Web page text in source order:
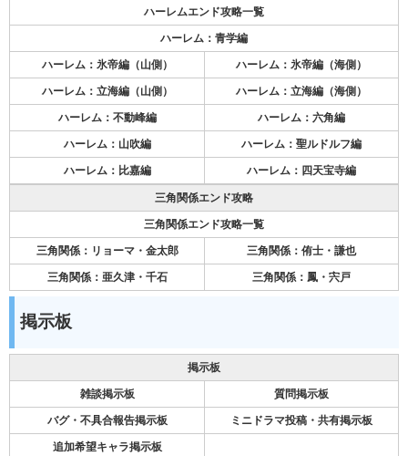
ハーレムエンド攻略一覧
ハーレム：青学編
ハーレム：氷帝編（山側） ハーレム：氷帝編（海側）
ハーレム：立海編（山側） ハーレム：立海編（海側）
ハーレム：不動峰編 ハーレム：六角編
ハーレム：山吹編 ハーレム：聖ルドルフ編
ハーレム：比嘉編 ハーレム：四天宝寺編
三角関係エンド攻略
三角関係エンド攻略一覧
三角関係：リョーマ・金太郎 三角関係：侑士・謙也
三角関係：亜久津・千石 三角関係：鳳・宍戸
掲示板
掲示板
雑談掲示板 質問掲示板
バグ・不具合報告掲示板 ミニドラマ投稿・共有掲示板
追加希望キャラ掲示板